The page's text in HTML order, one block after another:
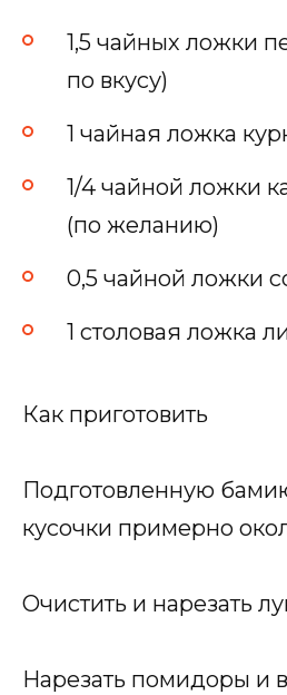
1,5 чайных ложки
по вкусу)
1 чайная ложка
1/4 чайной ложки
(по желанию)
0,5 чайной ложки
1 столовая ложка
Как приготовить
Подготовленную
кусочки примерно
Очистить и нарезать
Нарезать помидоры и